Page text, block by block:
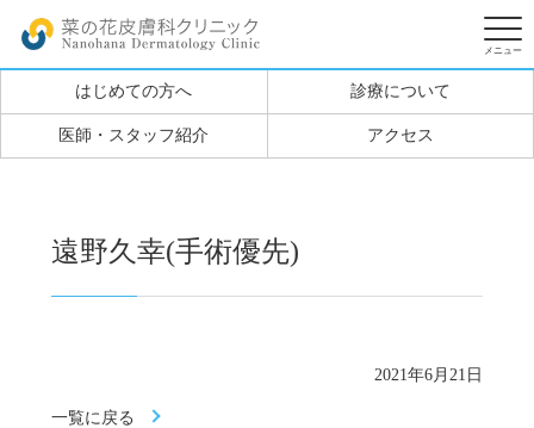
はじめての方へ 診療について
医師・スタッフ紹介 アクセス
遠野久幸(手術優先)
2021年6月21日
一覧に戻る